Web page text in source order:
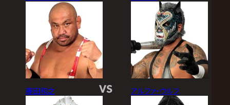
藤田和之 VS アルファ・ウルフ